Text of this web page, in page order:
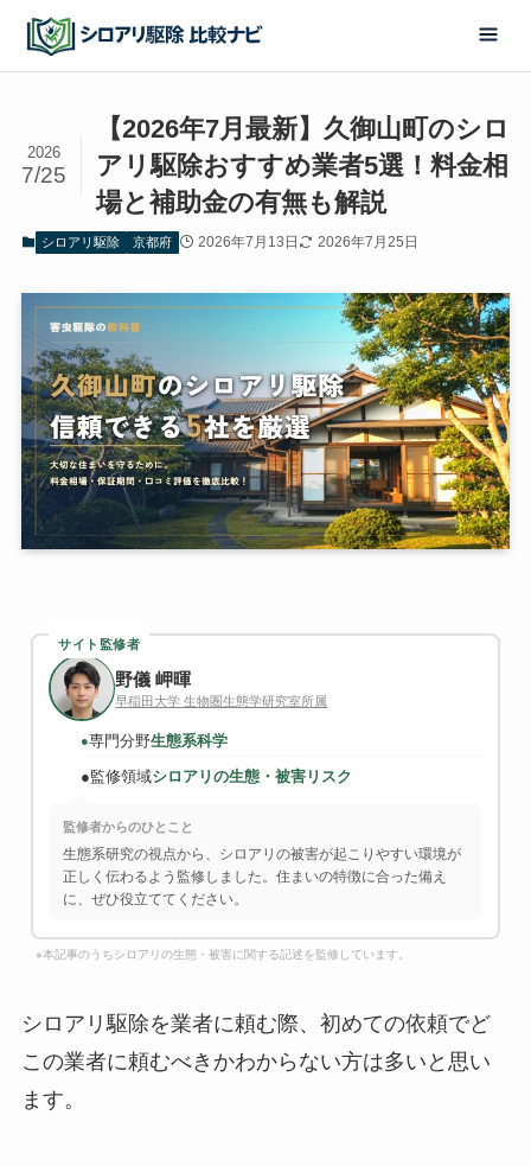
【2026年7月最新】久御山町のシロ
アリ駆除おすすめ業者5選！料金相
場と補助金の有無も解説
2026
7/25
シロアリ駆除 京都府 2026年7月13日 2026年7月25日
サイト監修者
野儀 岬暉
早稲田大学 生物圏生態学研究室所属
●専門分野生態系科学
●監修領域シロアリの生態・被害リスク
監修者からのひとこと
生態系研究の視点から、シロアリの被害が起こりやすい環境が
正しく伝わるよう監修しました。住まいの特徴に合った備え
に、ぜひ役立ててください。
※本記事のうちシロアリの生態・被害に関する記述を監修しています。
シロアリ駆除を業者に頼む際、初めての依頼でど
この業者に頼むべきかわからない方は多いと思い
ます。